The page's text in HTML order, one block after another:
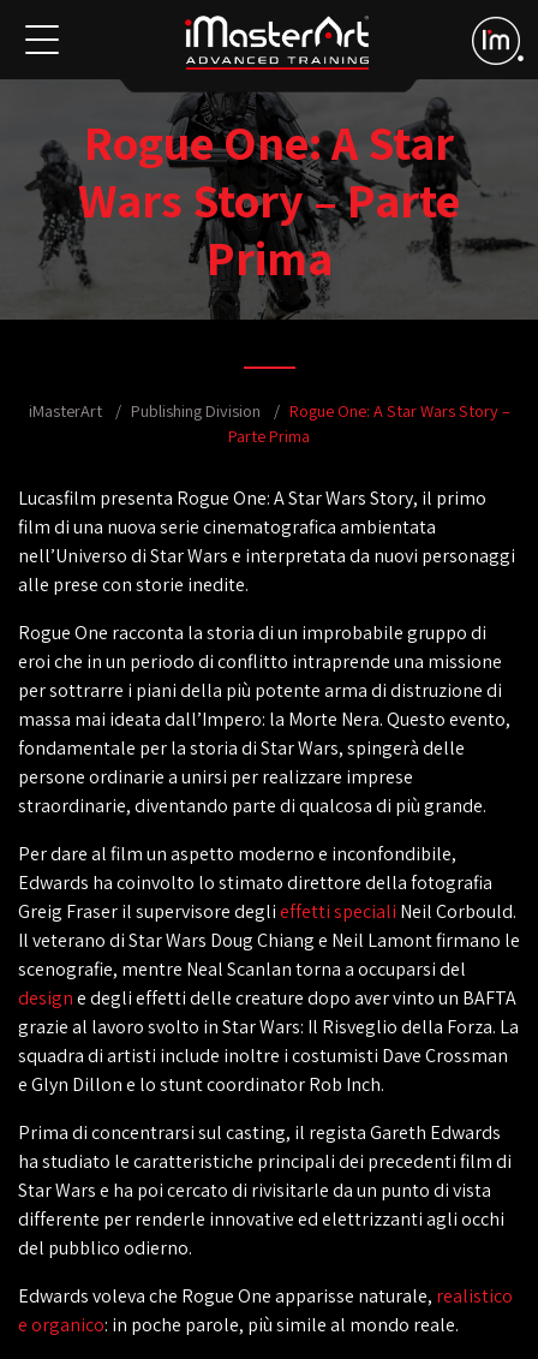
Rogue One: A Star
Wars Story – Parte
Prima
iMasterArt Publishing Division
Rogue One: A Star Wars Story –
Parte Prima
Lucasfilm presenta Rogue One: A Star Wars Story, il primo
film di una nuova serie cinematografica ambientata
nell’Universo di Star Wars e interpretata da nuovi personaggi
alle prese con storie inedite.
Rogue One racconta la storia di un improbabile gruppo di
eroi che in un periodo di conflitto intraprende una missione
per sottrarre i piani della più potente arma di distruzione di
massa mai ideata dall’Impero: la Morte Nera. Questo evento,
fondamentale per la storia di Star Wars, spingerà delle
persone ordinarie a unirsi per realizzare imprese
straordinarie, diventando parte di qualcosa di più grande.
Per dare al film un aspetto moderno e inconfondibile,
Edwards ha coinvolto lo stimato direttore della fotografia
Greig Fraser il supervisore deglieffetti speciali Neil Corbould.
Il veterano di Star Wars Doug Chiang e Neil Lamont firmano le
scenografie, mentre Neal Scanlan torna a occuparsi del
designe degli effetti delle creature dopo aver vinto un BAFTA
grazie al lavoro svolto in Star Wars: Il Risveglio della Forza. La
squadra di artisti include inoltre i costumisti Dave Crossman
e Glyn Dillon e lo stunt coordinator Rob Inch.
Prima di concentrarsi sul casting, il regista Gareth Edwards
ha studiato le caratteristiche principali dei precedenti film di
Star Wars e ha poi cercato di rivisitarle da un punto di vista
differente per renderle innovative ed elettrizzanti agli occhi
del pubblico odierno.
Edwards voleva che Rogue One apparisse naturale, realistico
e organico: in poche parole, più simile al mondo reale.